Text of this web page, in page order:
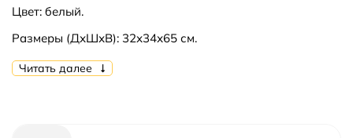
Цвет: белый.
Размеры (ДхШхВ): 32х34х65 см.
В комплекте поставки:
Читать далее